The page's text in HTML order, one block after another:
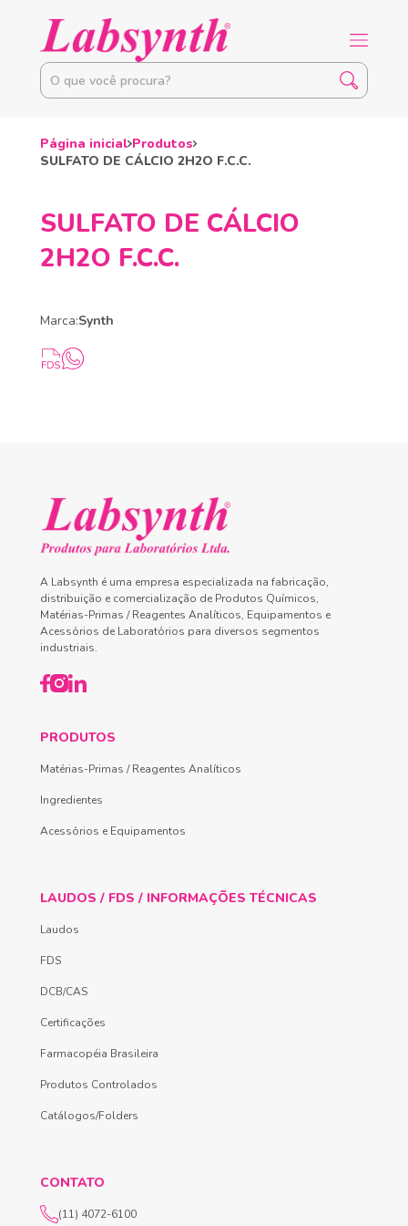
Página inicial Produtos
SULFATO DE CÁLCIO 2H2O F.C.C.
SULFATO DE CÁLCIO
2H2O F.C.C.
Marca:Synth
A Labsynth é uma empresa especializada na fabricação,
distribuição e comercialização de Produtos Químicos,
Matérias-Primas / Reagentes Analíticos, Equipamentos e
Acessórios de Laboratórios para diversos segmentos
industriais.
PRODUTOS
Matérias-Primas / Reagentes Analíticos
Ingredientes
Acessórios e Equipamentos
LAUDOS / FDS / INFORMAÇÕES TÉCNICAS
Laudos
FDS
DCB/CAS
Certificações
Farmacopéia Brasileira
Produtos Controlados
Catálogos/Folders
CONTATO
(11) 4072-6100